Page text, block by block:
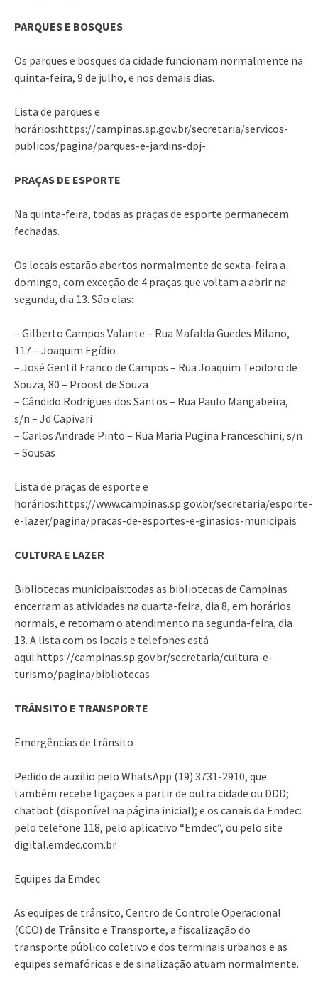
PARQUES E BOSQUES
Os parques e bosques da cidade funcionam normalmente na
quinta-feira, 9 de julho, e nos demais dias.
Lista de parques e
horários:https://campinas.sp.gov.br/secretaria/servicos-
publicos/pagina/parques-e-jardins-dpj-
PRAÇAS DE ESPORTE
Na quinta-feira, todas as praças de esporte permanecem
fechadas.
Os locais estarão abertos normalmente de sexta-feira a
domingo, com exceção de 4 praças que voltam a abrir na
segunda, dia 13. São elas:
– Gilberto Campos Valante – Rua Mafalda Guedes Milano,
117 – Joaquim Egídio
– José Gentil Franco de Campos – Rua Joaquim Teodoro de
Souza, 80 – Proost de Souza
– Cândido Rodrigues dos Santos – Rua Paulo Mangabeira,
s/n – Jd Capivari
– Carlos Andrade Pinto – Rua Maria Pugina Franceschini, s/n
– Sousas
Lista de praças de esporte e
horários:https://www.campinas.sp.gov.br/secretaria/esporte-
e-lazer/pagina/pracas-de-esportes-e-ginasios-municipais
CULTURA E LAZER
Bibliotecas municipais:todas as bibliotecas de Campinas
encerram as atividades na quarta-feira, dia 8, em horários
normais, e retomam o atendimento na segunda-feira, dia
13. A lista com os locais e telefones está
aqui:https://campinas.sp.gov.br/secretaria/cultura-e-
turismo/pagina/bibliotecas
TRÂNSITO E TRANSPORTE
Emergências de trânsito
Pedido de auxílio pelo WhatsApp (19) 3731-2910, que
também recebe ligações a partir de outra cidade ou DDD;
chatbot (disponível na página inicial); e os canais da Emdec:
pelo telefone 118, pelo aplicativo “Emdec”, ou pelo site
digital.emdec.com.br
Equipes da Emdec
As equipes de trânsito, Centro de Controle Operacional
(CCO) de Trânsito e Transporte, a fiscalização do
transporte público coletivo e dos terminais urbanos e as
equipes semafóricas e de sinalização atuam normalmente.